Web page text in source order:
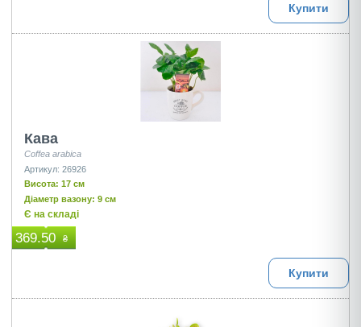
Купити
Кава
Coffea arabica
Артикул: 26926
Висота: 17 см
Діаметр вазону: 9 см
Є на складі
369.50 ₴
Купити